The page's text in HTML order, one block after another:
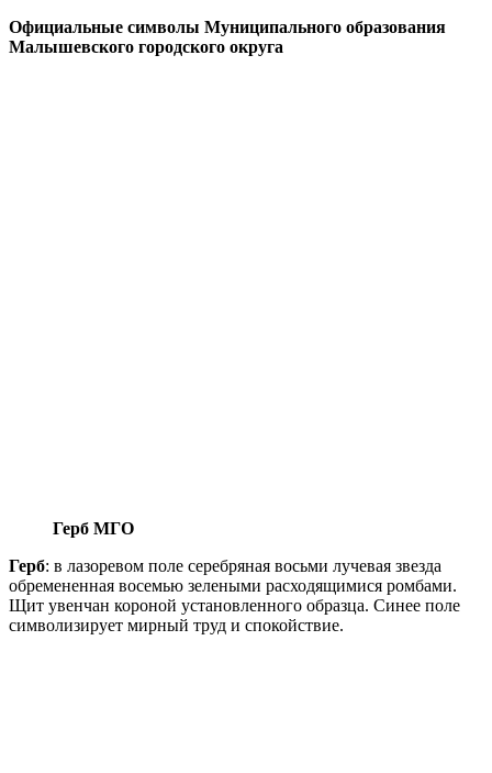
Официальные символы Муниципального образования
Малышевского городского округа
Герб МГО
Герб: в лазоревом поле серебряная восьми лучевая звезда
обремененная восемью зелеными расходящимися ромбами.
Щит увенчан короной установленного образца. Синее поле
символизирует мирный труд и спокойствие.